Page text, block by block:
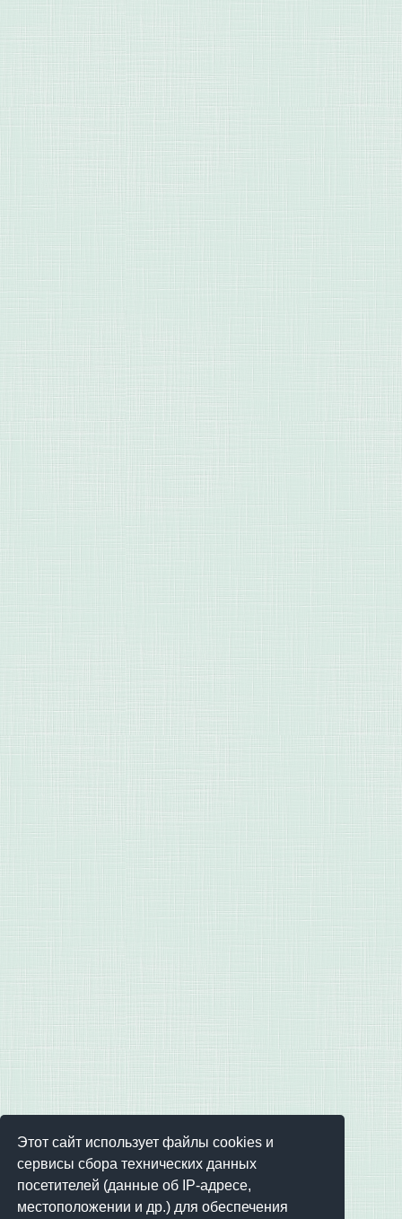
Этот сайт использует файлы cookies и
сервисы сбора технических данных
посетителей (данные об IP-адресе,
местоположении и др.) для обеспечения